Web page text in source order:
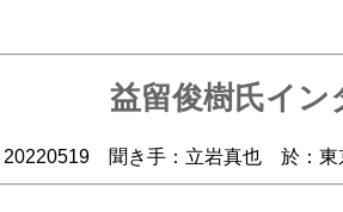
益留俊樹氏イン
20220519 聞き手：立岩真也 於：東